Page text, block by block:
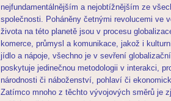
nejfundamentálnějším a nejobtížnějším ze
společnosti. Poháněny četnými revolucemi ve
života na této planetě jsou v procesu
komerce, průmysl a komunikace, jakož i
jídlo a nápoje, všechno je v sevření
poskytuje jedinečnou metodologii v interakci,
národnosti či náboženství, pohlaví či
Zatímco mnoho z těchto vývojových směrů je